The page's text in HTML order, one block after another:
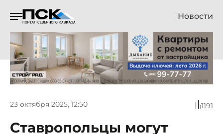
Новости
23 октября 2025, 12:50 1191
Ставропольцы могут